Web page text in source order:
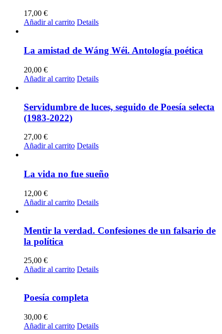
17,00 €
Añadir al carrito Details
La amistad de Wáng Wéi. Antología poética
20,00 €
Añadir al carrito Details
Servidumbre de luces, seguido de Poesía selecta
(1983-2022)
27,00 €
Añadir al carrito Details
La vida no fue sueño
12,00 €
Añadir al carrito Details
Mentir la verdad. Confesiones de un falsario de
la política
25,00 €
Añadir al carrito Details
Poesía completa
30,00 €
Añadir al carrito Details